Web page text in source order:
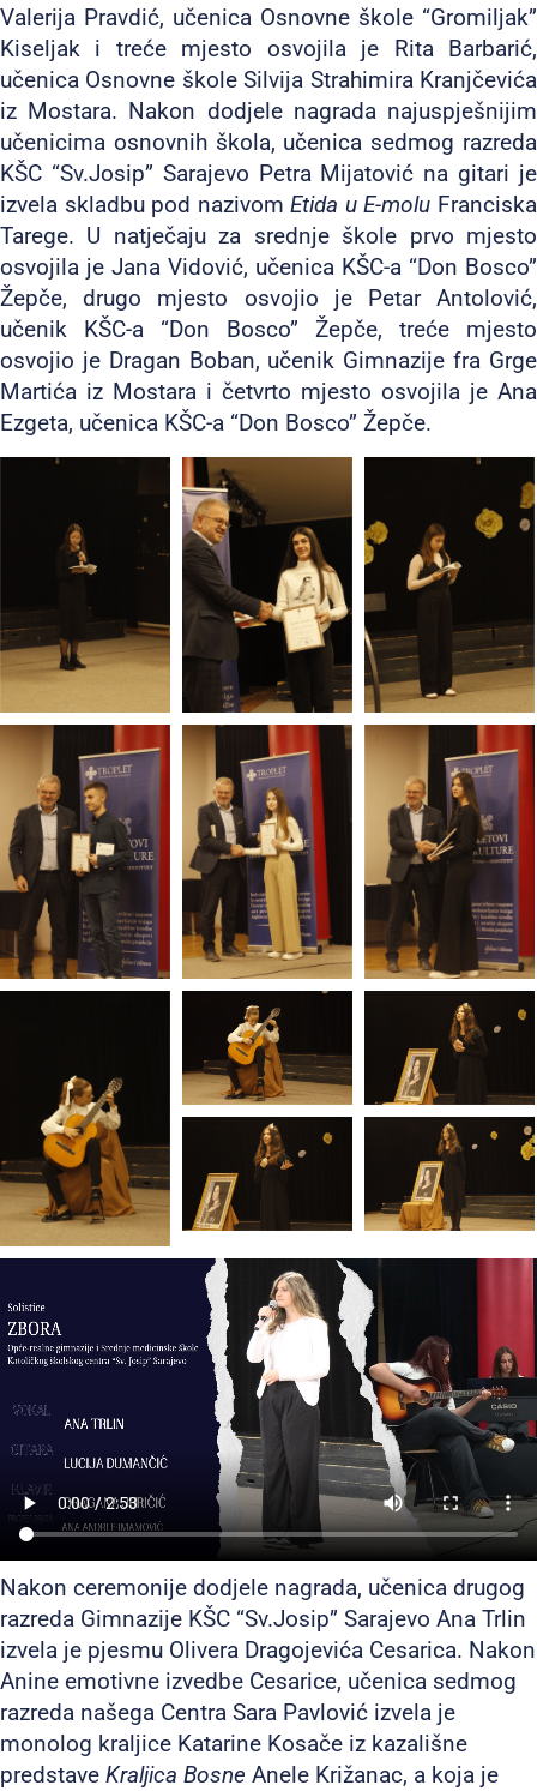
Valerija Pravdić, učenica Osnovne škole “Gromiljak”
Kiseljak i treće mjesto osvojila je Rita Barbarić,
učenica Osnovne škole Silvija Strahimira Kranjčevića
iz Mostara. Nakon dodjele nagrada najuspješnijim
učenicima osnovnih škola, učenica sedmog razreda
KŠC “Sv.Josip” Sarajevo Petra Mijatović na gitari je
izvela skladbu pod nazivomEtida u E-molu Franciska
Tarege. U natječaju za srednje škole prvo mjesto
osvojila je Jana Vidović, učenica KŠC-a “Don Bosco”
Žepče, drugo mjesto osvojio je Petar Antolović,
učenik KŠC-a “Don Bosco” Žepče, treće mjesto
osvojio je Dragan Boban, učenik Gimnazije fra Grge
Martića iz Mostara i četvrto mjesto osvojila je Ana
Ezgeta, učenica KŠC-a “Don Bosco” Žepče.
Nakon ceremonije dodjele nagrada, učenica drugog
razreda Gimnazije KŠC “Sv.Josip” Sarajevo Ana Trlin
izvela je pjesmu Olivera Dragojevića Cesarica. Nakon
Anine emotivne izvedbe Cesarice, učenica sedmog
razreda našega Centra Sara Pavlović izvela je
monolog kraljice Katarine Kosače iz kazališne
predstave Kraljica Bosne Anele Križanac, a koja je